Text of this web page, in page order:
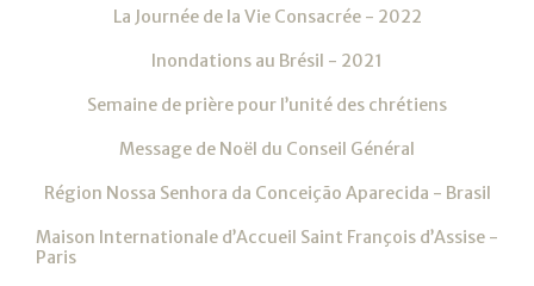
La Journée de la Vie Consacrée - 2022
Inondations au Brésil - 2021
Semaine de prière pour l’unité des chrétiens
Message de Noël du Conseil Général
Région Nossa Senhora da Conceição Aparecida - Brasil
Maison Internationale d’Accueil Saint François d’Assise -
Paris